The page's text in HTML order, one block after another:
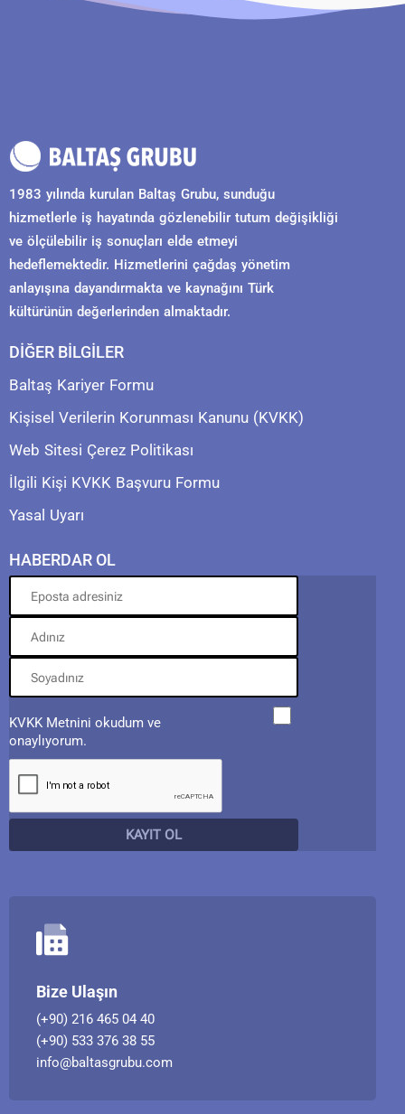
1983 yılında kurulan Baltaş Grubu, sunduğu
hizmetlerle iş hayatında gözlenebilir tutum değişikliği
ve ölçülebilir iş sonuçları elde etmeyi
hedeflemektedir. Hizmetlerini çağdaş yönetim
anlayışına dayandırmakta ve kaynağını Türk
kültürünün değerlerinden almaktadır.
DİĞER BİLGİLER
Baltaş Kariyer Formu
Kişisel Verilerin Korunması Kanunu (KVKK)
Web Sitesi Çerez Politikası
İlgili Kişi KVKK Başvuru Formu
Yasal Uyarı
HABERDAR OL
KVKK Metnini okudum ve
onaylıyorum.
Bize Ulaşın
(+90) 216 465 04 40
(+90) 533 376 38 55
info@baltasgrubu.com